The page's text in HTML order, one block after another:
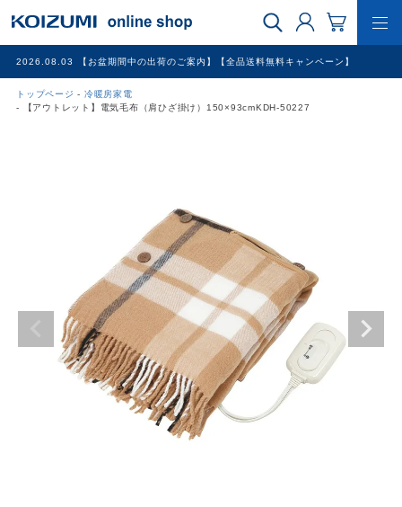
2026.08.03 【お盆期間中の出荷のご案内】【全品送料無料キャンペーン】
トップページ
冷暖房家電
【アウトレット】電気毛布（肩ひざ掛け）150×93cmKDH-50227
WEB限定品
冷暖房家電
家具
その他
アウトレットSALE